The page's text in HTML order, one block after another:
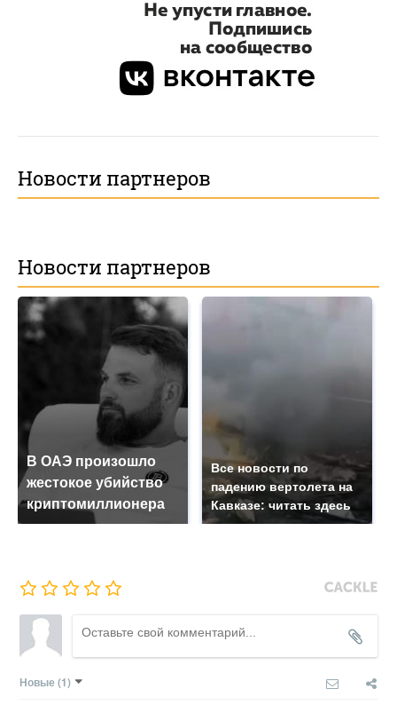
Новости партнеров
Новости партнеров
В ОАЭ произошло
жестокое убийство
криптомиллионера
Все новости по
падению вертолета на
Кавказе: читать здесь
Новые (1)